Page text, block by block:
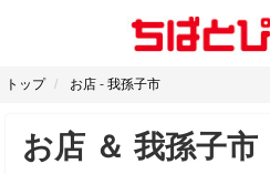
トップ お店 - 我孫子市
お店 ＆ 我孫子市